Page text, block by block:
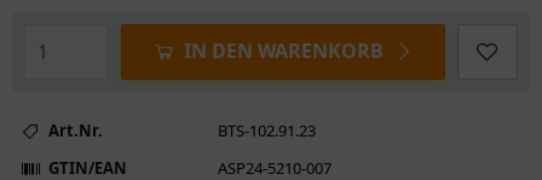
IN DEN WARENKORB
Art.Nr.
BTS-102.91.23
GTIN/EAN
ASP24-5210-007